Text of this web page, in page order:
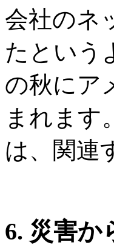
会社のネ
たという
の秋にア
まれます
は、関連
6. 災害か